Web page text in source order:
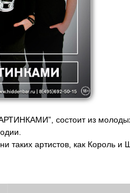
состоит из
таких артистов, как Король